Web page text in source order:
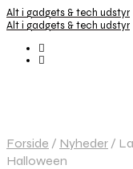
Alt i gadgets & tech udstyr
Alt i gadgets & tech udstyr
Forside / Nyheder /
Halloween